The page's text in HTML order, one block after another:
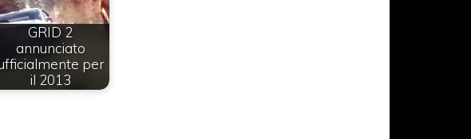
GRID 2
annunciato
per
il 2013